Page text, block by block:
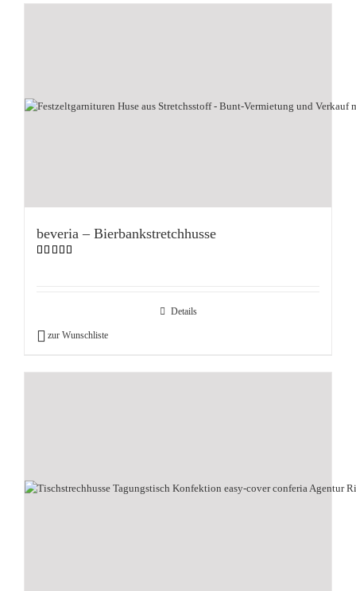
beveria – Bierbankstretchhusse
Details
zur Wunschliste